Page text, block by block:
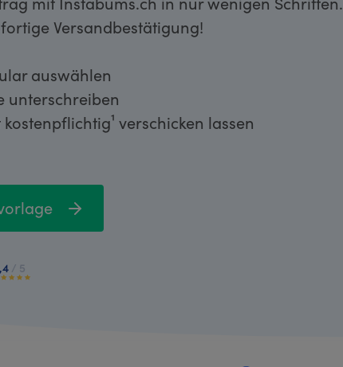
Versandbestätigung!
auswählen
unterschreiben
verschicken lassen
/ 5